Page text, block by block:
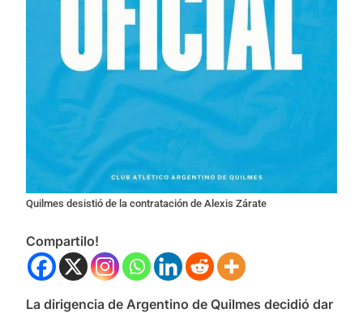
Quilmes desistió de la contratación de Alexis Zárate
Compartilo!
La dirigencia de Argentino de Quilmes decidió dar